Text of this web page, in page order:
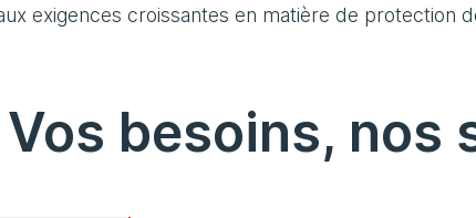
exigences croissantes en matière de protection
Vos besoins, nos